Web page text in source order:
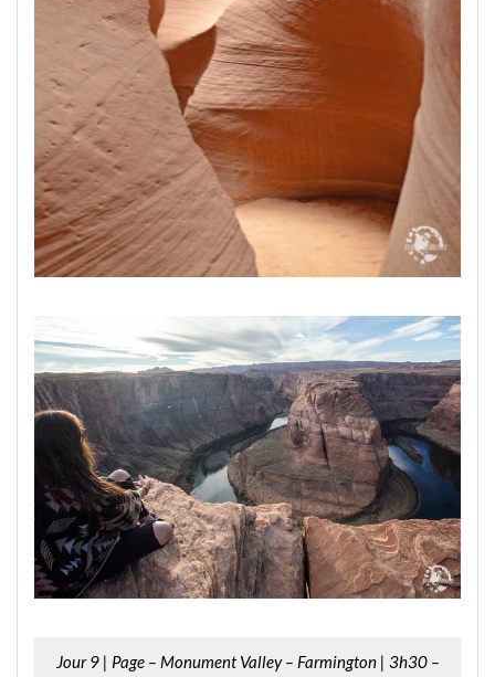
Jour 9 | Page – Monument Valley – Farmington | 3h30 –